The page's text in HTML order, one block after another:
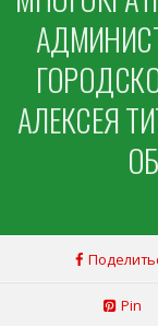
АЛЕКСЕЯ
Pin